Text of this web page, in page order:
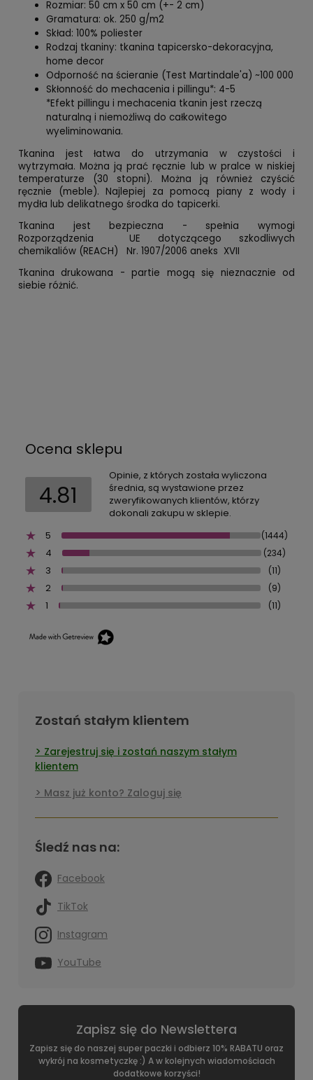
Rozmiar: 50 cm x 50 cm (+- 2 cm)
Gramatura: ok. 250 g/m2
Skład: 100% poliester
Rodzaj tkaniny: tkanina tapicersko-dekoracyjna,
home decor
Odporność na ścieranie (Test Martindale'a) ~100 000
Skłonność do mechacenia i pillingu*: 4-5
*Efekt pillingu i mechacenia tkanin jest rzeczą
naturalną i niemożliwą do całkowitego
wyeliminowania.
Tkanina jest łatwa do utrzymania w czystości i
wytrzymała. Można ją prać ręcznie lub w pralce w niskiej
temperaturze (30 stopni). Można ją również czyścić
ręcznie (meble). Najlepiej za pomocą piany z wody i
mydła lub delikatnego środka do tapicerki.
Tkanina jest bezpieczna - spełnia wymogi
Rozporządzenia UE dotyczącego szkodliwych
chemikaliów (REACH) Nr. 1907/2006 aneks XVII
Tkanina drukowana - partie mogą się nieznacznie od
siebie różnić.
Ocena sklepu
4.81
Opinie, z których została wyliczona
średnia, są wystawione przez
zweryfikowanych klientów, którzy
dokonali zakupu w sklepie.
5
(1444)
4 (234)
3 (11)
2 (9)
1 (11)
Zostań stałym klientem
Zarejestruj się i zostań naszym stałym
klientem
Masz już konto? Zaloguj się
Śledź nas na:
Facebook
TikTok
Instagram
YouTube
Zapisz się do Newslettera
Zapisz się do naszej super paczki i odbierz 10% RABATU oraz
wykrój na kosmetyczkę :) A w kolejnych wiadomościach
dodatkowe korzyści!